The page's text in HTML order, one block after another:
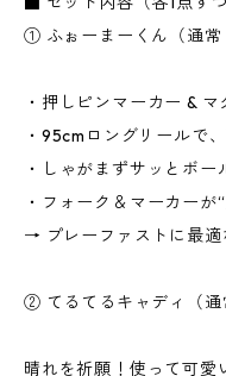
① ふぉーまーくん（通常
・押しピンマーカー &
・95cmロングリールで
・しゃがまずサッとボー
・フォーク＆マーカー
→ プレーファストに最適
② てるてるキャディ（通
晴れを祈願！使って可愛